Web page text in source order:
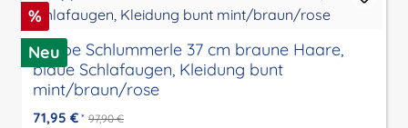
Rabatt
%
Neu
Puppe Schlummerle 37 cm braune Haare,
blaue Schlafaugen, Kleidung bunt
mint/braun/rose
71,95 € * 97,90 €